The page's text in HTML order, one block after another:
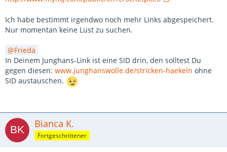
Ich habe bestimmt irgendwo noch mehr Links abgespeichert.
Nur momentan keine Lust zu suchen.
Frieda
In Deinem Junghans-Link ist eine SID drin, den solltest Du
gegen diesen: www.junghanswolle.de/stricken-haekeln ohne
SID austauschen.
Bianca K.
Fortgeschrittener